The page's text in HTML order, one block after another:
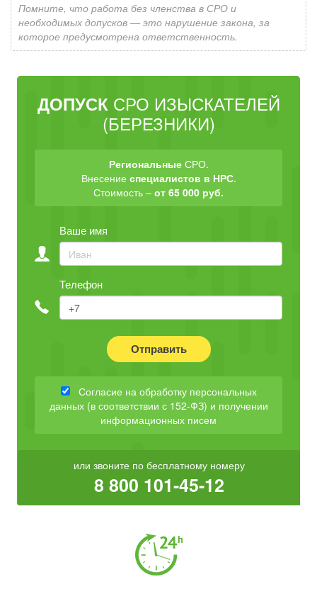
Помните, что работа без членства в СРО и
необходимых допусков — это нарушение закона, за
которое предусмотрена ответственность.
ДОПУСКСРО ИЗЫСКАТЕЛЕЙ
(БЕРЕЗНИКИ)
РегиональныеСРО.
Внесение специалистов в НРС.
Стоимость – от 65 000 руб.
Ваше имя
Телефон
Отправить
Согласие на обработку персональных
данных (в соответствии с 152-ФЗ) и получении
информационных писем
или звоните по бесплатному номеру
8 800 101-45-12